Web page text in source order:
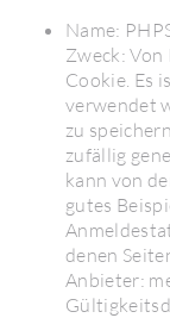
Name:
Zweck:
Cookie. Es
verwendet
zu
zufällig
kann von
gutes
denen
Anbieter: